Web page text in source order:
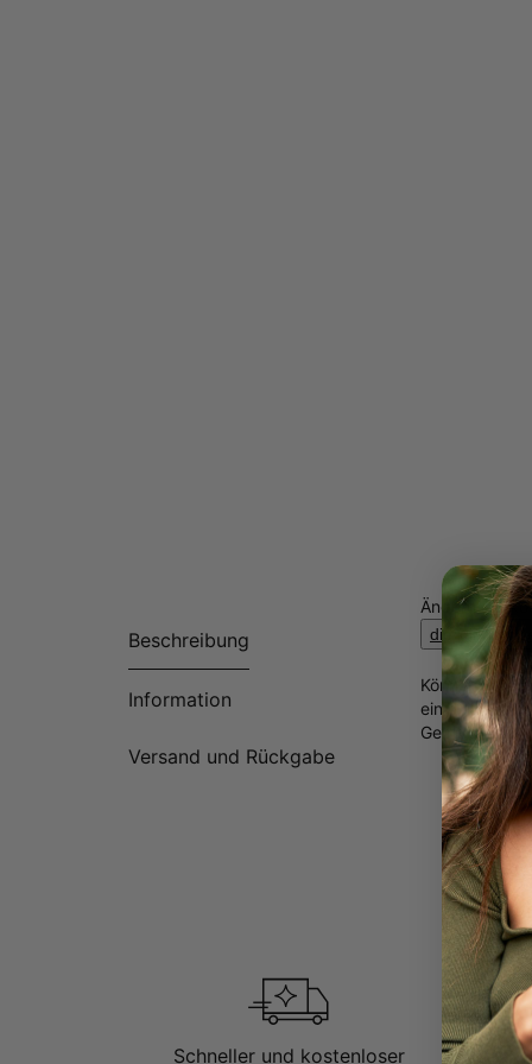
Beschreibung
Information
Versand und Rückgabe
Ändern Sie
die Ringgröße!
Können Sie
ein
Geburtsstein
Schneller und kostenloser